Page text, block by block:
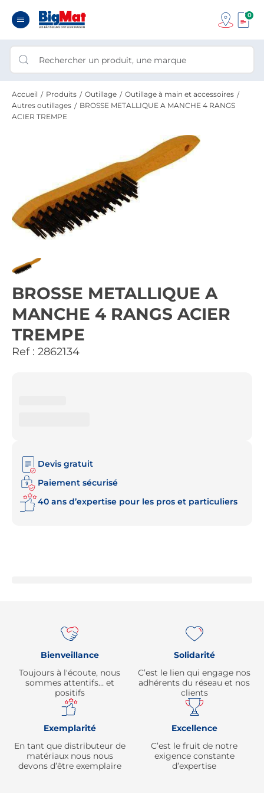
0
Accueil Produits Outillage
Outillage à main et accessoires
Autres outillages
BROSSE METALLIQUE A MANCHE 4 RANGS
ACIER TREMPE
BROSSE METALLIQUE A
MANCHE 4 RANGS ACIER
TREMPE
Ref : 2862134
Devis gratuit
Paiement sécurisé
40 ans d’expertise pour les pros et particuliers
Bienveillance
Toujours à l'écoute, nous
sommes attentifs… et
positifs
Solidarité
C’est le lien qui engage nos
adhérents du réseau et nos
clients
Exemplarité
En tant que distributeur de
matériaux nous nous
devons d’être exemplaire
Excellence
C’est le fruit de notre
exigence constante
d’expertise